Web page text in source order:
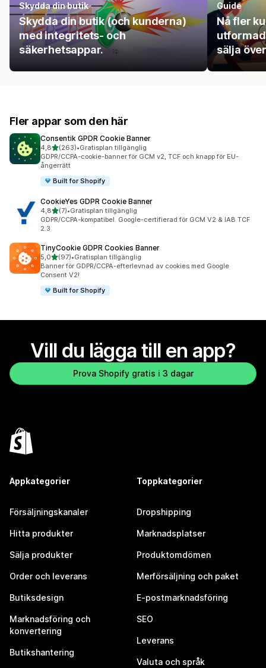
Skydda din butik
Skydda din butik (och kunderna)
med integritets- och
säkerhetsappar.
Guide
Nå fler
sälja
Fler appar som den här
Consentik GPDR Cookie Banner
4,8av 5 stjärnor
(263)
263 recensioner totalt
•Gratisplan tillgänglig
GDPR/CCPA-cookie-banner för GCM v2, TCF och knapp för EU-
ångerrätt
Built for Shopify
CookieYes GDPR Cookie Banner
4,8av 5 stjärnor
(7)
7 recensioner totalt
•Gratisplan tillgänglig
GDPR/CCPA-kompatibel. Google-certifierad för GCM V2 & IAB TCF
2.3
TinyCookie GDPR Cookies Banner
5,0av 5 stjärnor
(97)
97 recensioner totalt
•Gratisplan tillgänglig
Banner för GDPR/CCPA-efterlevnad av cookies med Google
Consent V2!
Built for Shopify
Vill du lägga till en app?
Prova Shopify gratis i 3 dagar
Appkategorier
Försäljningskanaler
Hitta produkter
Sälja produkter
Order och leverans
Butiksdesign
Marknadsföring och
konvertering
Butikshantering
Toppkategorier
Dropshipping
Marknadsplatser
Produktomdömen
Merförsäljning och paket
E-postmarknadsföring
SEO
Leverans
Valuta och språk